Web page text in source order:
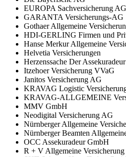
EUROPA Sachversicherung AG
GARANTA Versicherungs-AG
Gothaer Allgemeine
HDI-GERLING Firmen und
Hanse Merkur Allgemeine
Helvetia Versicherungen
Herzenssache Der
Itzehoer Versicherung VVaG
Janitos Versicherung AG
KRAVAG Logistic
KRAVAG-ALLGEMEINE
MMV GmbH
Neodigital Versicherung AG
Nürnberger Allgemeine
Nürnberger Beamten
OCC Assekuradeur GmbH
R + V Allgemeine